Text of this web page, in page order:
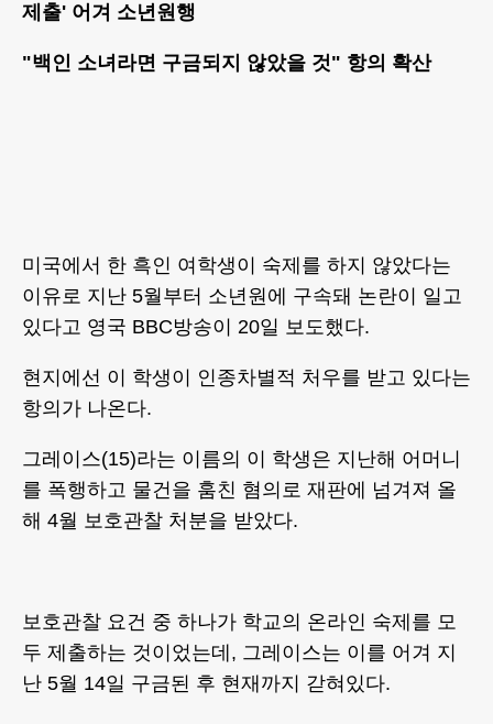
제출' 어겨 소년원행
"백인 소녀라면 구금되지 않았을 것" 항의 확산
미국에서 한 흑인 여학생이 숙제를 하지 않았다는
이유로 지난 5월부터 소년원에 구속돼 논란이 일고
있다고 영국 BBC방송이 20일 보도했다.
현지에선 이 학생이 인종차별적 처우를 받고 있다는
항의가 나온다.
그레이스(15)라는 이름의 이 학생은 지난해 어머니
를 폭행하고 물건을 훔친 혐의로 재판에 넘겨져 올
해 4월 보호관찰 처분을 받았다.
보호관찰 요건 중 하나가 학교의 온라인 숙제를 모
두 제출하는 것이었는데, 그레이스는 이를 어겨 지
난 5월 14일 구금된 후 현재까지 갇혀있다.